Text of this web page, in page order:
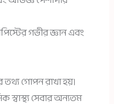
গভীর জ্ঞান এবং
তথ্য গোপন রাখা হয়।
স্বাস্থ্য সেবার অন্যতম